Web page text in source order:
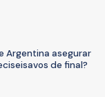
Argentina asegurar
de final?